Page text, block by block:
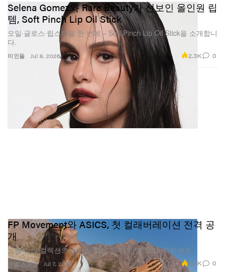
미인들
Selena Gomez와 Rare Beauty가 선보인 올인원 립
템, Soft Pinch Lip Oil Stick
오일·글로스·립스틱을 한 번에 – Soft Pinch Lip Oil Stick을 소개합니
다.
Jul 8, 2026 2.3K 0
신발 스포츠
FP Movement와 ASICS, 첫 컬래버레이션 전격 공
개
노을 감성 컬렉션으로 러닝 룩을 한 단계 업그레이드하세요.
Jul 7, 2026 2.3K 0